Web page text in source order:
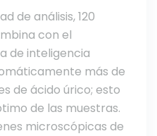
de análisis, 120
con el
de inteligencia
más de
de ácido úrico; esto
de las muestras.
microscópicas de